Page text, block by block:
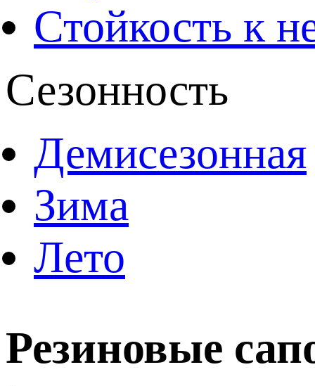
Стойкость к
Сезонность
Демисезонная
Зима
Лето
Резиновые